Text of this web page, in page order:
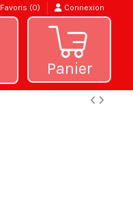
Favoris (0) Connexion
Panier